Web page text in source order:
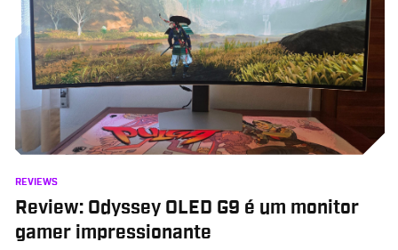
REVIEWS
Review: Odyssey OLED G9 é um monitor
gamer impressionante